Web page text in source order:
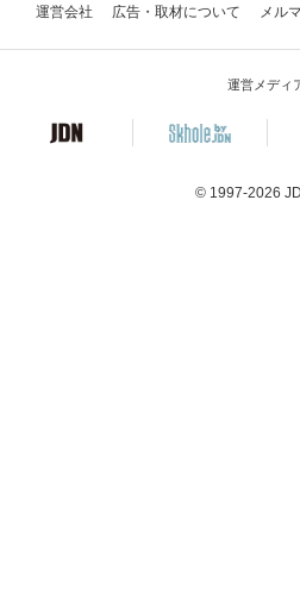
運営会社 広告・取材について メル
運営メディ
© 1997-2026